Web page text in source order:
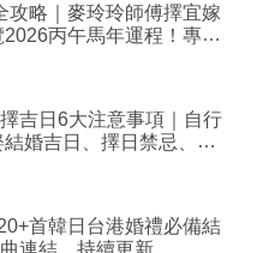
攻略｜麥玲玲師傅擇宜嫁
丙午馬年運程！專業
生肖指南
吉日6大注意事項｜自行
婚吉日、擇日禁忌、相
首韓日台港婚禮必備結
連結、持續更新